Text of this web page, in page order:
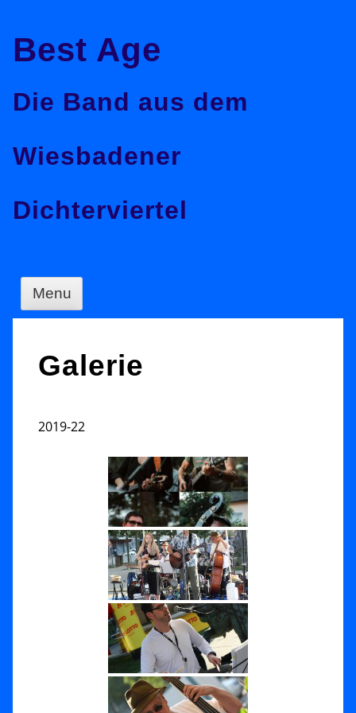
to
content
Best Age
Die Band aus dem
Wiesbadener
Dichterviertel
Menu
Galerie
2019-22